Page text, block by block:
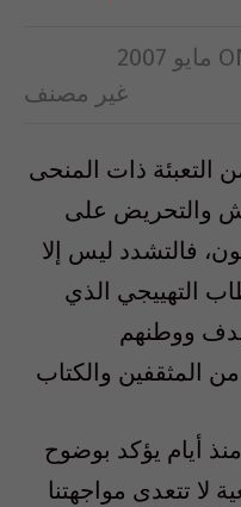
غير مصنف
التعبئة ذات المنحى
والتحريض على
فالتشدد ليس إلا
التهييجي الذي
ووطنهم
المثقفين والكتاب
أيام يؤكد بوضوح
لا تتعدى مواجهتنا